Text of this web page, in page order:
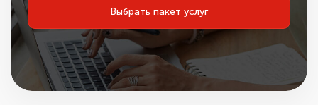
Выбрать пакет услуг